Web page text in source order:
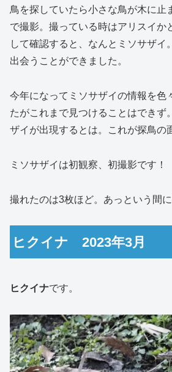
鳥を探していたら小さな鳥が木に止
で撮影。撮っている時はアリスイか
して確認すると、なんとミソサザイ
出会うことができました。
今年になってミソサザイの情報を色
たがこれまで見つけることはできず
ザイが出現するとは。これが探鳥の
ミソサザイは初観察、初撮影です！
撮れたのは3枚ほど。あっという間に
ヒクイナ 2023年3月
ヒクイナです。